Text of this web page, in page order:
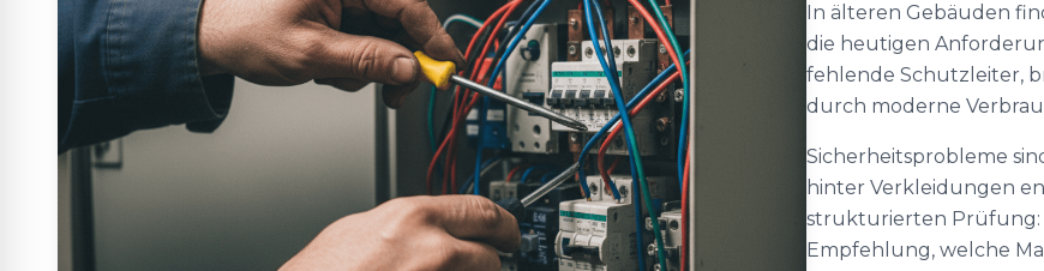
In älteren Gebäuden
die heutigen
fehlende Schutzleiter,
durch moderne
Sicherheitsprobleme
hinter Verkleidungen
strukturierten Prüfung:
Empfehlung, welche